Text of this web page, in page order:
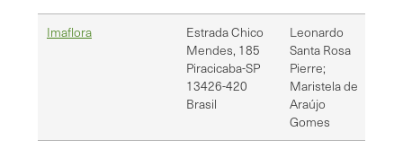
Imaflora
Estrada Chico
Mendes, 185
Piracicaba-SP
13426-420
Brasil
Leonardo
Santa Rosa
Pierre;
Maristela de
Araújo
Gomes